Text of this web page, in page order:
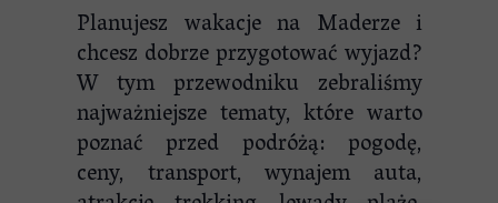
Planujesz wakacje na Maderze i
chcesz dobrze przygotować wyjazd?
W tym przewodniku zebraliśmy
najważniejsze tematy, które warto
poznać przed podróżą: pogodę,
ceny, transport, wynajem auta,